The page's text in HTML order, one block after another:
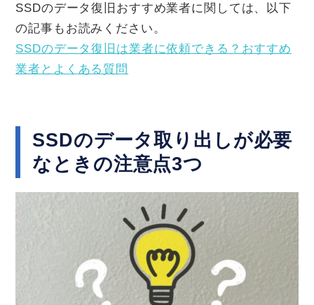
SSDのデータ復旧おすすめ業者に関しては、以下
の記事もお読みください。
SSDのデータ復旧は業者に依頼できる？おすすめ
業者とよくある質問
SSDのデータ取り出しが必要
なときの注意点3つ